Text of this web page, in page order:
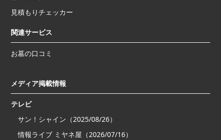
見積もりチェッカー
関連サービス
お墓の口コミ
メディア掲載情報
テレビ
サン！シャイン（2025/08/26）
情報ライブ ミヤネ屋（2026/07/16）